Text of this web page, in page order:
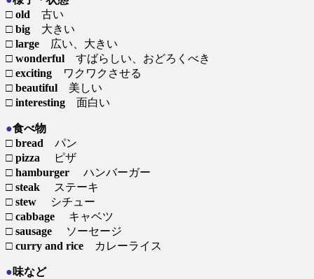
□ old 古い
□ big
大きい
□ large 広い、大きい
□ wonderful すばらしい、おどろくべき
□ exciting ワクワクさせる
□ beautiful 美しい
□ interesting 面白い
●食べ物
□ bread パン
□ pizza ピザ
□ hamburger ハンバーガー
□ steak ステーキ
□ stew シチュー
□ cabbage キャベツ
□ sausage ソーセージ
□ curry and rice カレーライス
●味など